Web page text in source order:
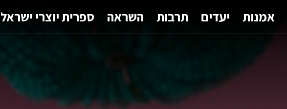
אמנות יעדים תרבות השראה ספרית יוצרי ישראל